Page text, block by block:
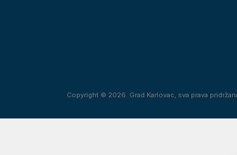
Copyright © 2026. Grad Karlovac, sva prava